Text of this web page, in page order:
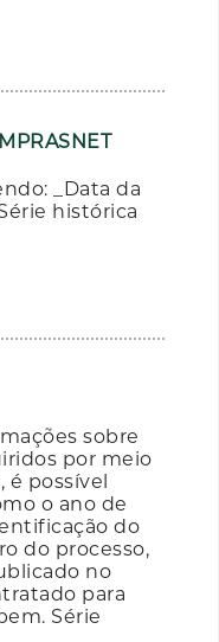
_Data da
histórica
sobre
por meio
é possível
o ano de
do
do processo,
no
para
Série